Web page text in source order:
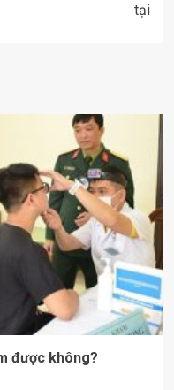
tại
được không?